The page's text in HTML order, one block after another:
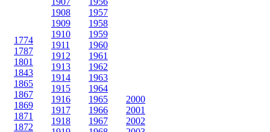
1774
1787
1801
1843
1865
1867
1869
1871
1872
1908
1909
1910
1911
1912
1913
1914
1915
1916
1917
1918
1957
1958
1959
1960
1961
1962
1963
1964
1965
1966
1967
2000
2001
2002